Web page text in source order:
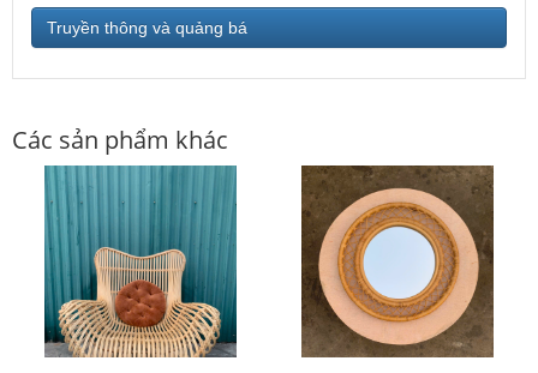
Truyền thông và quảng bá
Các sản phẩm khác